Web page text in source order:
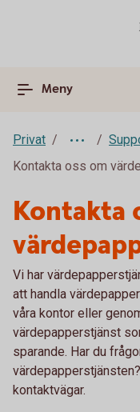
Meny
Privat
Kontakta oss om
Kontakta
Vi har
att handla
våra kontor eller
värdepapperstjänst
sparande. Har du
kontaktvägar.